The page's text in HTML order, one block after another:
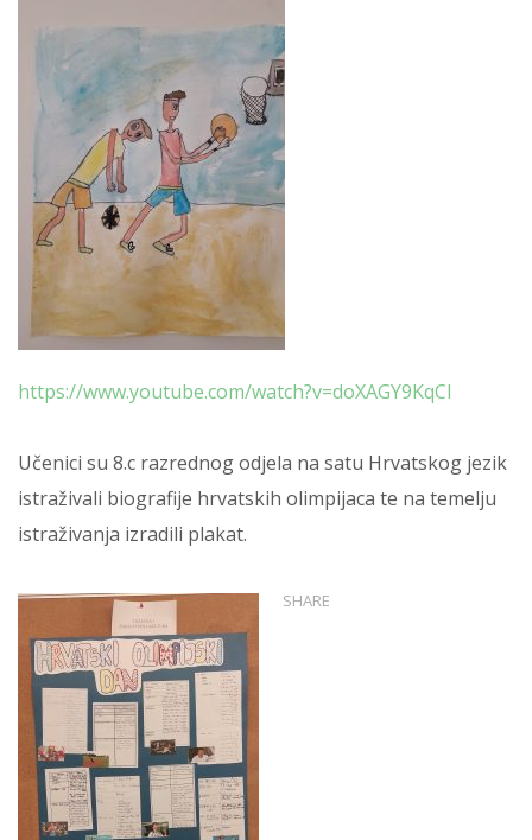
https://www.youtube.com/watch?v=doXAGY9KqCI
Učenici su 8.c razrednog odjela na satu Hrvatskog jezik
istraživali biografije hrvatskih olimpijaca te na temelju
istraživanja izradili plakat.
SHARE